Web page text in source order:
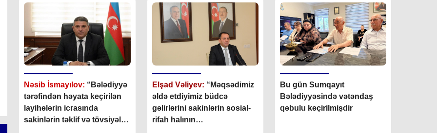
Nəsib İsmayılov: “Bələdiyyə
tərəfindən həyata keçirilən
layihələrin icrasında
sakinlərin təklif və tövsiyələri
Elşad Vəliyev: “Məqsədimiz
əldə etdiyimiz büdcə
gəlirlərini sakinlərin sosial-
rifah halının
Bu gün Sumqayıt
Bələdiyyəsində vətəndaş
qəbulu keçirilmişdir